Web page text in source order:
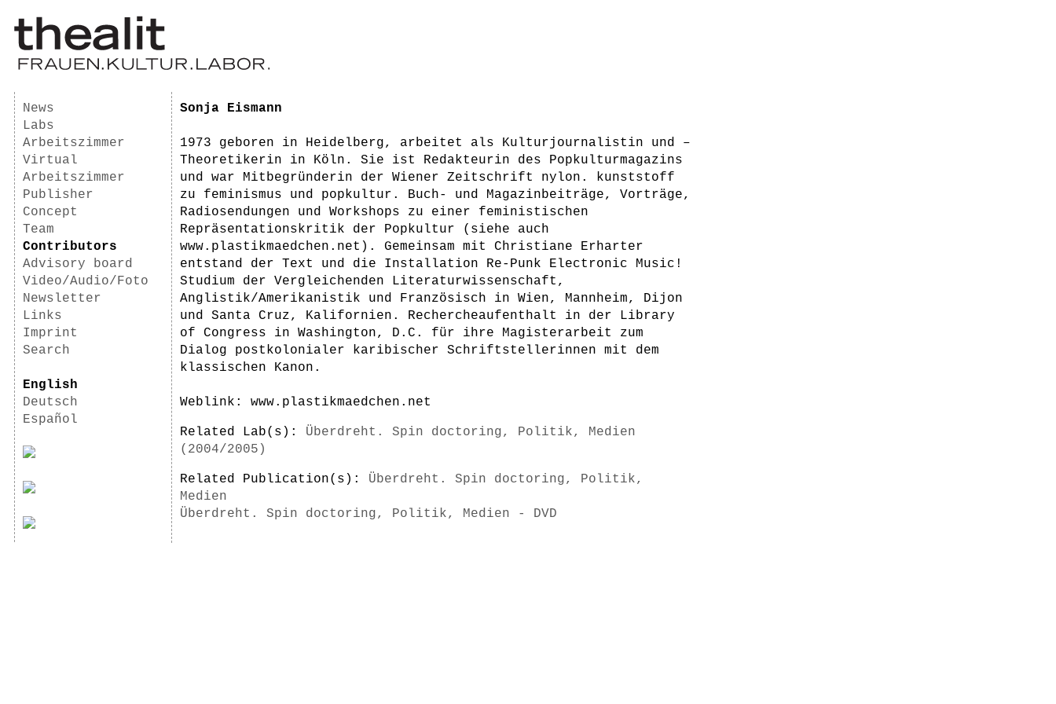
News
Labs
Arbeitszimmer
Virtual
Arbeitszimmer
Publisher
Concept
Team
Contributors
Advisory board
Video/Audio/Foto
Newsletter
Links
Imprint
Search
English
Deutsch
Español
Sonja Eismann
1973 geboren in Heidelberg, arbeitet als Kulturjournalistin und –
Theoretikerin in Köln. Sie ist Redakteurin des Popkulturmagazins
und war Mitbegründerin der Wiener Zeitschrift nylon. kunststoff
zu feminismus und popkultur. Buch- und Magazinbeiträge, Vorträge,
Radiosendungen und Workshops zu einer feministischen
Repräsentationskritik der Popkultur (siehe auch
www.plastikmaedchen.net). Gemeinsam mit Christiane Erharter
entstand der Text und die Installation Re-Punk Electronic Music!
Studium der Vergleichenden Literaturwissenschaft,
Anglistik/Amerikanistik und Französisch in Wien, Mannheim, Dijon
und Santa Cruz, Kalifornien. Rechercheaufenthalt in der Library
of Congress in Washington, D.C. für ihre Magisterarbeit zum
Dialog postkolonialer karibischer Schriftstellerinnen mit dem
klassischen Kanon.
Weblink: www.plastikmaedchen.net
Related Lab(s): Überdreht. Spin doctoring, Politik, Medien
(2004/2005)
Related Publication(s): Überdreht. Spin doctoring, Politik,
Medien
Überdreht. Spin doctoring, Politik, Medien - DVD